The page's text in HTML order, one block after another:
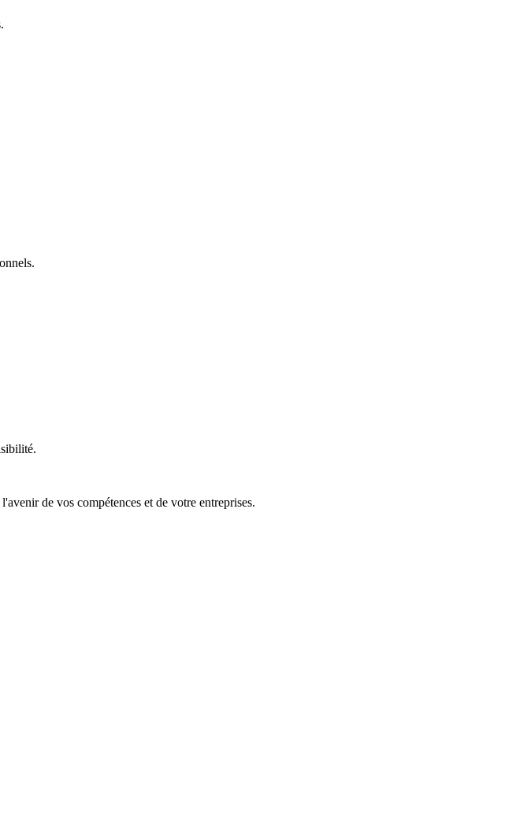
de vos compétences et de votre entreprises.